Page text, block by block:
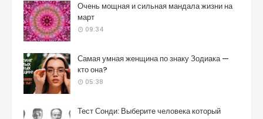
Очень мощная и сильная мандала жизни на
март
09:34
Самая умная женщина по знаку Зодиака —
кто она?
05:38
Тест Сонди: Выберите человека который